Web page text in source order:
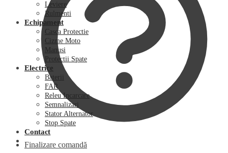
Finalizare comandă
Leviere
Rulmenti
Echipament
Casca Protectie
Cizme Moto
Manusi
Protectii Spate
Electrice
Baterii
FAR
Releu Incarcare
Semnalizari
Stator Alternator
Stop Spate
Contact